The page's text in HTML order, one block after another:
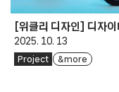
[위클리 디자인] 디자
2025. 10. 13
Project & more